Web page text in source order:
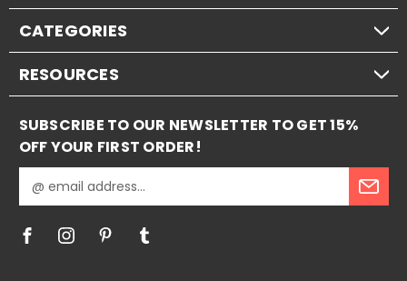
CATEGORIES
RESOURCES
SUBSCRIBE TO OUR NEWSLETTER TO GET 15%
OFF YOUR FIRST ORDER!
m